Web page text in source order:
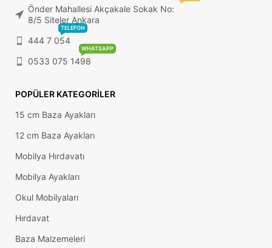
Önder Mahallesi Akçakale Sokak No:
8/5 Siteler Ankara
444 7 054
TELEFON
0533 075 1498
WHATSAPP
POPÜLER KATEGORILER
15 cm Baza Ayakları
12 cm Baza Ayakları
Mobilya Hırdavatı
Mobilya Ayakları
Okul Mobilyaları
Hırdavat
Baza Malzemeleri